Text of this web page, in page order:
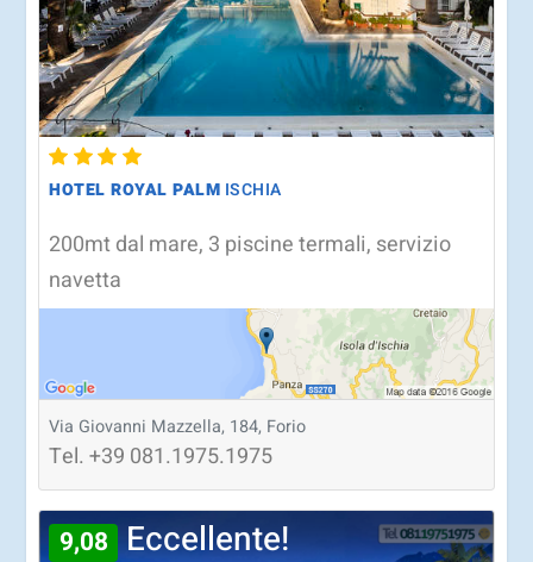
HOTEL ROYAL PALM ISCHIA
200mt dal mare, 3 piscine termali, servizio
navetta
Via Giovanni Mazzella, 184, Forio
Tel.+39 081.1975.1975
9,08 Eccellente!